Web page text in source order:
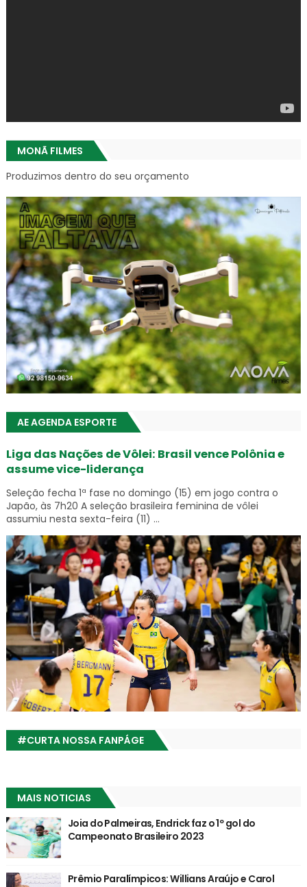
MONÃ FILMES
Produzimos dentro do seu orçamento
AE AGENDA ESPORTE
Liga das Nações de Vôlei: Brasil vence Polônia e
assume vice-liderança
Seleção fecha 1ª fase no domingo (15) em jogo contra o
Japão, às 7h20 A seleção brasileira feminina de vôlei
assumiu nesta sexta-feira (11) ...
#CURTA NOSSA FANPÁGE
MAIS NOTICIAS
Joia do Palmeiras, Endrick faz o 1º gol do
Campeonato Brasileiro 2023
Prêmio Paralímpicos: Willians Araújo e Carol